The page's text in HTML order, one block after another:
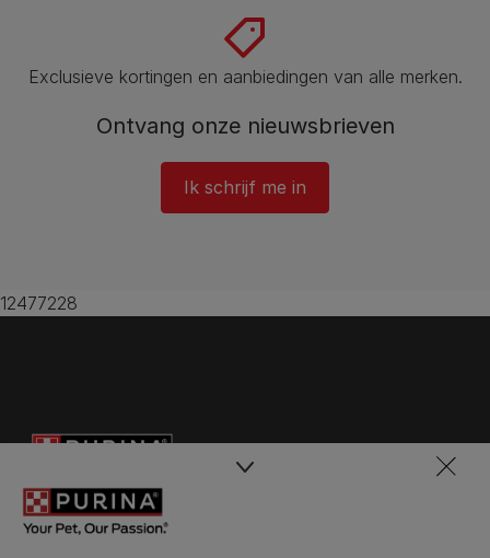
Exclusieve kortingen en aanbiedingen van alle merken.
Ontvang onze nieuwsbrieven
Ik schrijf me in
12477228